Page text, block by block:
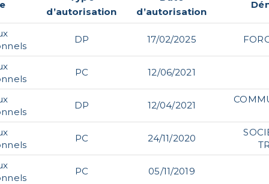
d’autorisation
d’autorisation
DP 17/02/2025
PC 12/06/2021
DP 12/04/2021
PC 24/11/2020
PC 05/11/2019